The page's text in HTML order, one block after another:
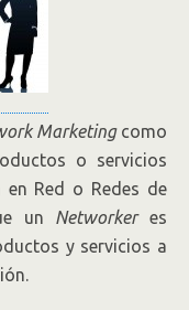
Marketingcomo
o servicios
en Red o Redes de
un Networkeres
y servicios a